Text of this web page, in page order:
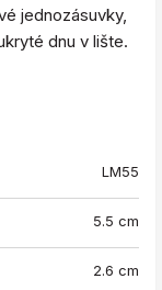
jednozásuvky,
dnu v lište.
LM55
5.5 cm
2.6 cm